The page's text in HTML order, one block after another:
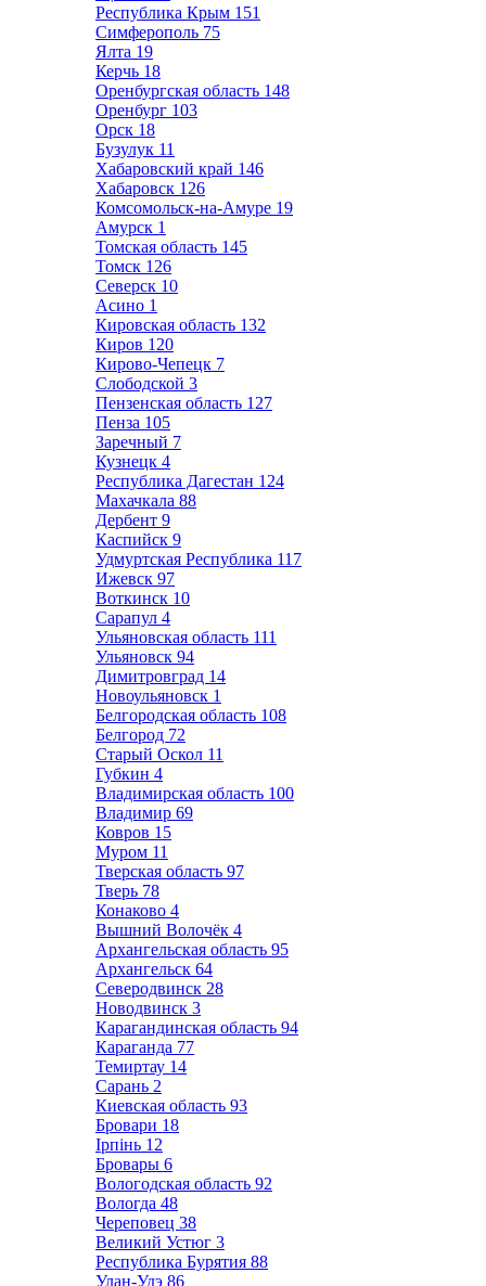
Республика Крым 151
Симферополь 75
Ялта 19
Керчь 18
Оренбургская область 148
Оренбург 103
Орск 18
Бузулук 11
Хабаровский край 146
Хабаровск 126
Комсомольск-на-Амуре 19
Амурск 1
Томская область 145
Томск 126
Северск 10
Асино 1
Кировская область 132
Киров 120
Кирово-Чепецк 7
Слободской 3
Пензенская область 127
Пенза 105
Заречный 7
Кузнецк 4
Республика Дагестан 124
Махачкала 88
Дербент 9
Каспийск 9
Удмуртская Республика 117
Ижевск 97
Воткинск 10
Сарапул 4
Ульяновская область 111
Ульяновск 94
Димитровград 14
Новоульяновск 1
Белгородская область 108
Белгород 72
Старый Оскол 11
Губкин 4
Владимирская область 100
Владимир 69
Ковров 15
Муром 11
Тверская область 97
Тверь 78
Конаково 4
Вышний Волочёк 4
Архангельская область 95
Архангельск 64
Северодвинск 28
Новодвинск 3
Карагандинская область 94
Караганда 77
Темиртау 14
Сарань 2
Киевская область 93
Бровари 18
Ірпінь 12
Бровары 6
Вологодская область 92
Вологда 48
Череповец 38
Великий Устюг 3
Республика Бурятия 88
Улан-Удэ 86